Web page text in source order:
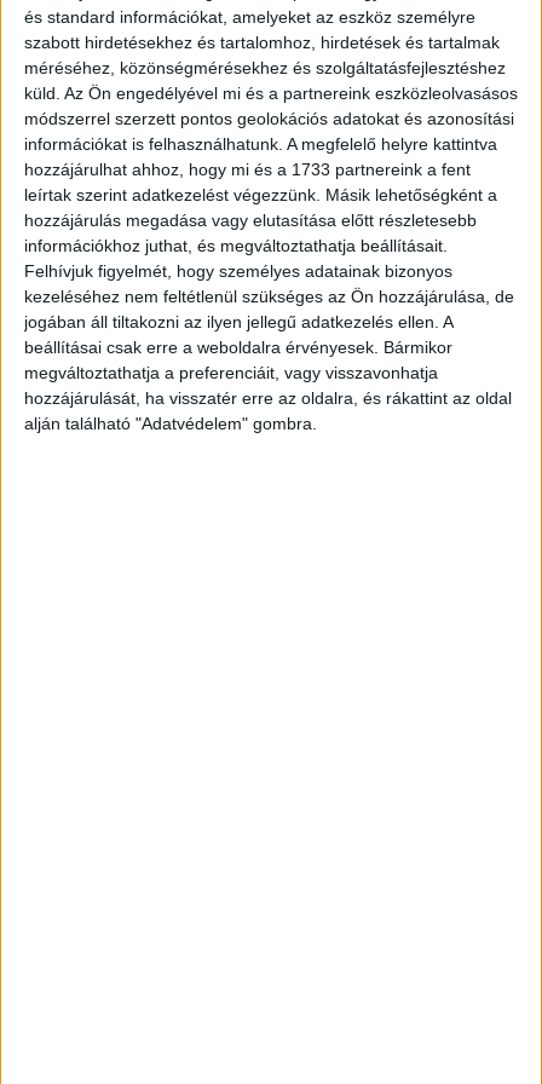
és standard információkat, amelyeket az eszköz személyre
szabott hirdetésekhez és tartalomhoz, hirdetések és tartalmak
méréséhez, közönségmérésekhez és szolgáltatásfejlesztéshez
küld. Az Ön engedélyével mi és a partnereink eszközleolvasásos
módszerrel szerzett pontos geolokációs adatokat és azonosítási
információkat is felhasználhatunk. A megfelelő helyre kattintva
hozzájárulhat ahhoz, hogy mi és a 1733 partnereink a fent
leírtak szerint adatkezelést végezzünk. Másik lehetőségként a
hozzájárulás megadása vagy elutasítása előtt részletesebb
információkhoz juthat, és megváltoztathatja beállításait.
Felhívjuk figyelmét, hogy személyes adatainak bizonyos
kezeléséhez nem feltétlenül szükséges az Ön hozzájárulása, de
jogában áll tiltakozni az ilyen jellegű adatkezelés ellen. A
beállításai csak erre a weboldalra érvényesek. Bármikor
megváltoztathatja a preferenciáit, vagy visszavonhatja
hozzájárulását, ha visszatér erre az oldalra, és rákattint az oldal
alján található "Adatvédelem" gombra.
aktív marketingtevékenységünkkel kívánjuk tovább építeni
a Hankook prémium hazai és európai márkaimázsát” –
mondta el Dongchul Kwon, a Hankook Tire Budapest Kft.
frissen kivezett ügyvezető igazgatója.
OLVASTA MÁR?